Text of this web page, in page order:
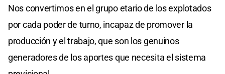
Nos convertimos en el grupo etario de los explotados
por cada poder de turno, incapaz de promover la
producción y el trabajo, que son los genuinos
generadores de los aportes que necesita el sistema